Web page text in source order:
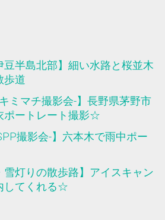
豆半島北部】細い水路と桜並木
歩道
ミマチ撮影会-】長野県茅野市
ポートレート撮影☆
撮影会-】六本木で雨中ポー
雪灯りの散歩路】アイスキャン
してくれる☆